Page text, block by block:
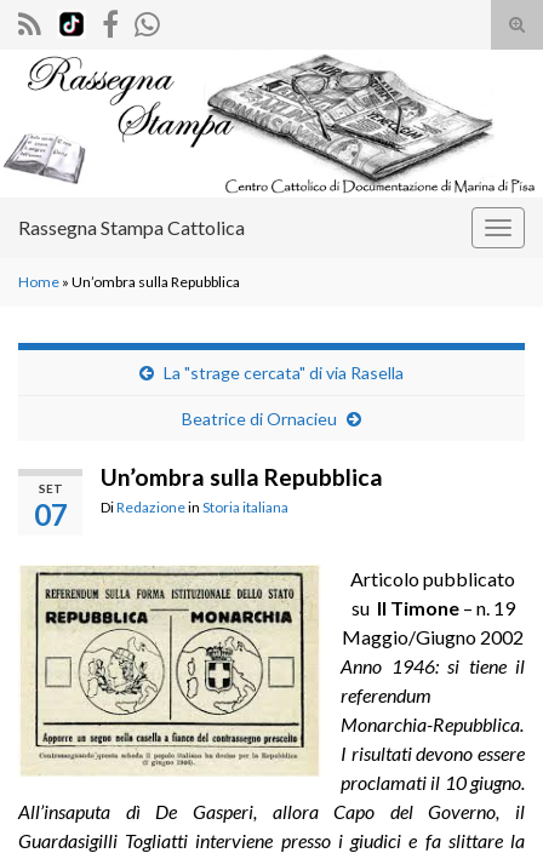
il
Search for:
Rassegna Stampa Cattolica
Home » Un’ombra sulla Repubblica
La "strage cercata" di via Rasella
Beatrice di Ornacieu
SET
07
Un’ombra sulla Repubblica
DiRedazionein Storia italiana
Articolo pubblicato
su Il Timone– n. 19
Maggio/Giugno 2002
Anno 1946: si tiene il
referendum
Monarchia-Repubblica.
I risultati devono essere
proclamati il 10 giugno.
All’insaputa dì De Gasperi, allora Capo del Governo, il
Guardasigilli Togliatti interviene presso i giudici e fa slittare la